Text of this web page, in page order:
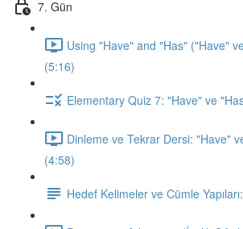
7. Gün
Using "Have" and "Has" ("Have"
(5:16)
Elementary Quiz 7: "Have" ve
Dinleme ve Tekrar Dersi: "Have"
(4:58)
Hedef Kelimeler ve Cümle